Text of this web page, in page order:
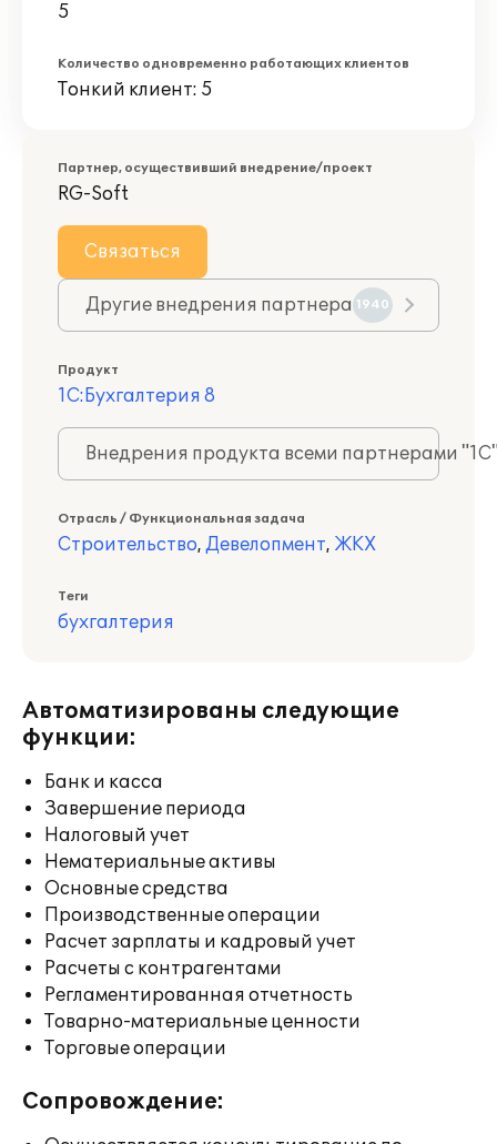
5
Количество одновременно работающих клиентов
Тонкий клиент: 5
Партнер, осуществивший внедрение/проект
RG-Soft
Связаться
Другие внедрения партнера 1940
Продукт
1С:Бухгалтерия 8
Внедрения продукта всеми партнерами
Отрасль / Функциональная задача
Строительство, Девелопмент, ЖКХ
Теги
бухгалтерия
Автоматизированы следующие
функции:
Банк и касса
Завершение периода
Налоговый учет
Нематериальные активы
Основные средства
Производственные операции
Расчет зарплаты и кадровый учет
Расчеты с контрагентами
Регламентированная отчетность
Товарно-материальные ценности
Торговые операции
Сопровождение: